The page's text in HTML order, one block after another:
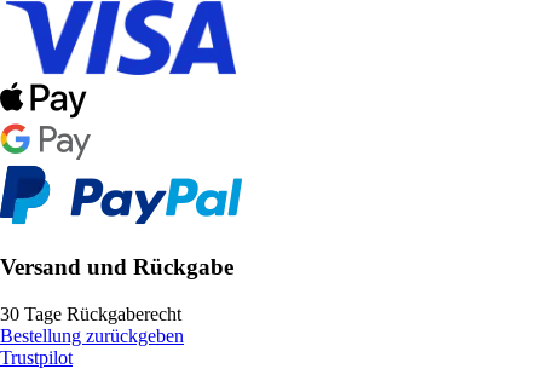
Versand und Rückgabe
30 Tage Rückgaberecht
Bestellung zurückgeben
Trustpilot